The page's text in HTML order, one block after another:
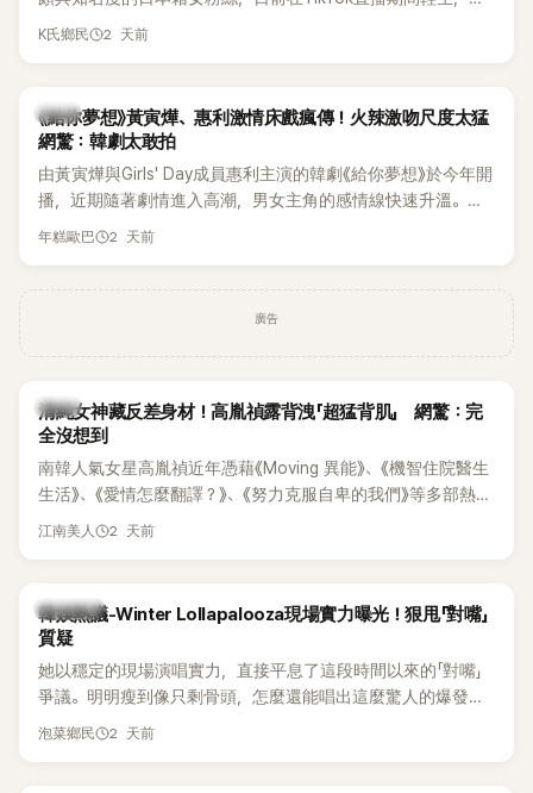
終不幸身亡，消息曝光後震驚韓網，也讓不少粉絲湧入社群平
K氏鄉民 2 天前
韓劇
《給你夢想》黃寅燁、惠利激情床戲瘋傳！火辣激吻尺度太猛
網驚：韓劇太敢拍
由黃寅燁與Girls' Day成員惠利主演的韓劇《給你夢想》於今年開
播，近期隨著劇情進入高潮，男女主角的感情線快速升溫。最
新播出的第8集不僅上演火辣吻戲，更接連出現床戲橋段，讓
年糕歐巴 2 天前
廣告
韓星
清純女神藏反差身材！高胤禎露背洩「超猛背肌」 網驚：完
全沒想到
南韓人氣女星高胤禎近年憑藉《Moving 異能》、《機智住院醫生
生活》、《愛情怎麼翻譯？》、《努力克服自卑的我們》等多部熱門
作品，躍升為韓劇新一代女神代表，不僅演技備受肯定，精緻
細身材下的超狂背肌與肩膀線條，反差感十足，讓不少網友看
傻直呼：「原來她身材這麼猛！」
江南美人 2 天前
熱議討論
韓娛熱議-Winter Lollapalooza現場實力曝光！狠甩「對嘴」
質疑
她以穩定的現場演唱實力，直接平息了這段時間以來的「對嘴」
爭議。明明瘦到像只剩骨頭，怎麼還能唱出這麼驚人的爆發力
和音量？
泡菜鄉民 2 天前